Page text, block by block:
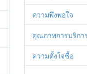
ความพึงพอใจ
คุณภาพการบริกา
ความตั้งใจซื้อ